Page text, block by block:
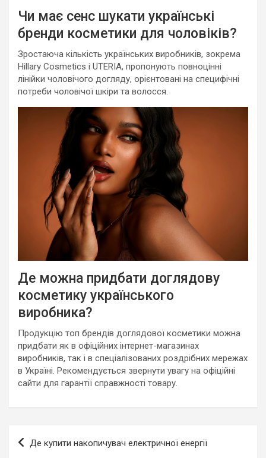
Чи має сенс шукати українські
бренди косметики для чоловіків?
Зростаюча кількість українських виробників, зокрема
Hillary Cosmetics і UTERIA, пропонують повноцінні
лінійки чоловічого догляду, орієнтовані на специфічні
потреби чоловічої шкіри та волосся.
Де можна придбати доглядову
косметику українського
виробника?
Продукцію топ брендів доглядової косметики можна
придбати як в офіційних інтернет-магазинах
виробників, так і в спеціалізованих роздрібних мережах
в Україні. Рекомендується звернути увагу на офіційні
сайти для гарантії справжності товару.
Навигация
Де купити накопичувач електричної енергії